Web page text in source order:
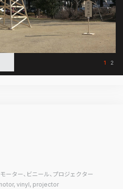
1 2
ーター、ビニール、プロジェクター
vinyl, projector